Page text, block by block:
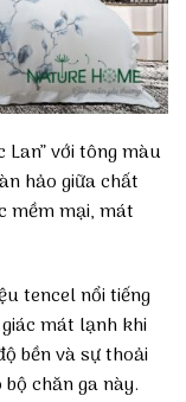
Lan” với tông màu
hảo giữa chất
mềm mại, mát
tencel nổi tiếng
mát lạnh khi
bền và sự thoải
chăn ga này.